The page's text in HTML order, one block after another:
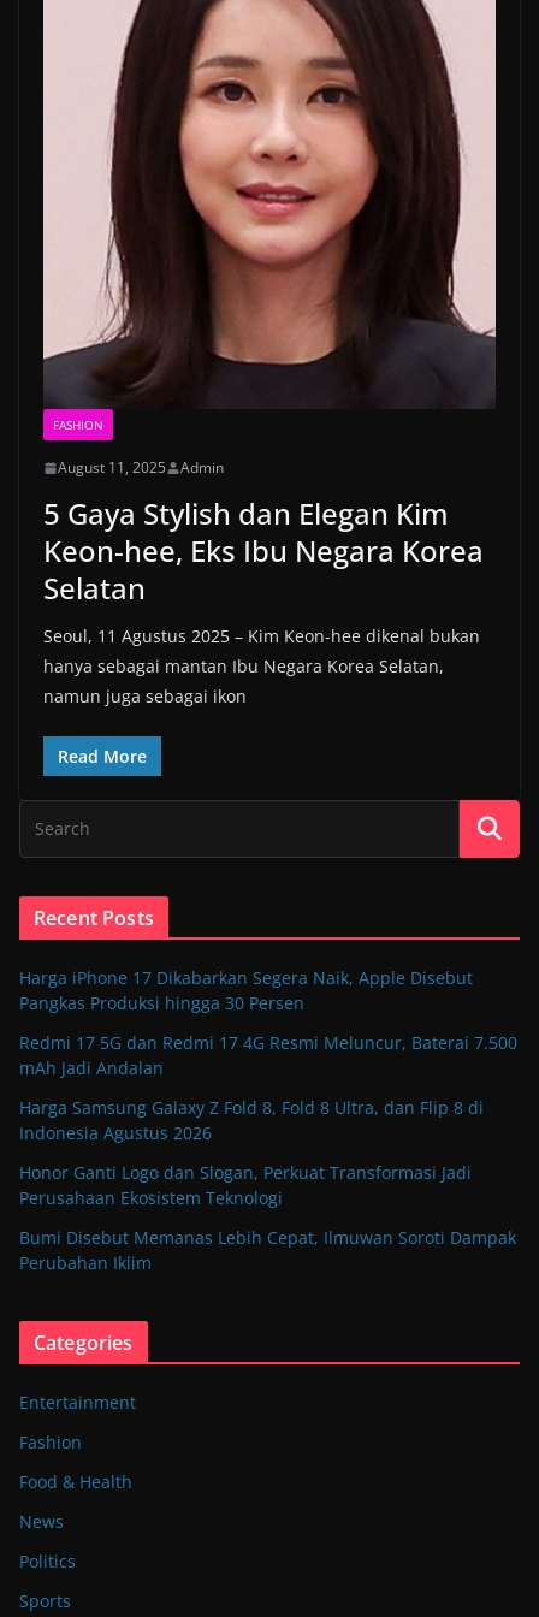
FASHION
August 11, 2025 Admin
5 Gaya Stylish dan Elegan Kim
Keon-hee, Eks Ibu Negara Korea
Selatan
Seoul, 11 Agustus 2025 – Kim Keon-hee dikenal bukan
hanya sebagai mantan Ibu Negara Korea Selatan,
namun juga sebagai ikon
Read More
Recent Posts
Harga iPhone 17 Dikabarkan Segera Naik, Apple Disebut
Pangkas Produksi hingga 30 Persen
Redmi 17 5G dan Redmi 17 4G Resmi Meluncur, Baterai 7.500
mAh Jadi Andalan
Harga Samsung Galaxy Z Fold 8, Fold 8 Ultra, dan Flip 8 di
Indonesia Agustus 2026
Honor Ganti Logo dan Slogan, Perkuat Transformasi Jadi
Perusahaan Ekosistem Teknologi
Bumi Disebut Memanas Lebih Cepat, Ilmuwan Soroti Dampak
Perubahan Iklim
Categories
Entertainment
Fashion
Food & Health
News
Politics
Sports